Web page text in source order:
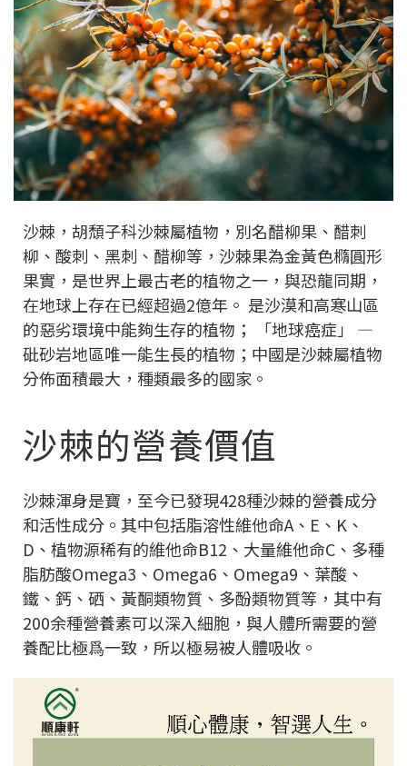
沙棘，胡頹子科沙棘屬植物，別名醋柳果、醋刺
柳、酸刺、黑刺、醋柳等，沙棘果為金黃色橢圓形
果實，是世界上最古老的植物之一，與恐龍同期，
在地球上存在已經超過2億年。 是沙漠和高寒山區
的惡劣環境中能夠生存的植物； 「地球癌症」 —
砒砂岩地區唯一能生長的植物；中國是沙棘屬植物
分佈面積最大，種類最多的國家。
沙棘的營養價值
沙棘渾身是寶，至今已發現428種沙棘的營養成分
和活性成分。其中包括脂溶性維他命A、E、K、
D、植物源稀有的維他命B12、大量維他命C、多種
脂肪酸Omega3、Omega6、Omega9、葉酸、
鐵、鈣、硒、黃酮類物質、多酚類物質等 ，其中有
200余種營養素可以深入細胞，與人體所需要的營
養配比極爲一致，所以極易被人體吸收。